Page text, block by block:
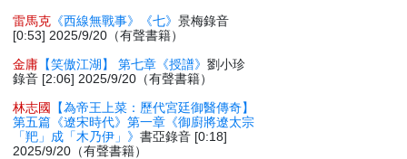
雷馬克 《西線無戰事》《七》景梅錄音
[0:53] 2025/9/20（有聲書籍）
金庸 【笑傲江湖】 第七章《授譜》劉小珍
錄音 [2:06] 2025/9/20（有聲書籍）
林志國
【為帝王上菜：歷代宮廷御醫傳奇】
第五篇《遼宋時代》第一章《御廚將遼太宗
「羓」成「木乃伊」》書亞錄音 [0:18]
2025/9/20（有聲書籍）